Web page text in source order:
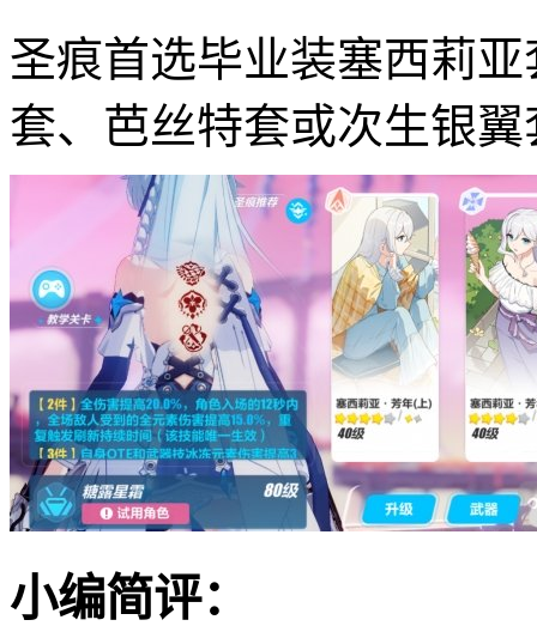
圣痕首选毕业装塞西莉
套、芭丝特套或次生银翼
小编简评：